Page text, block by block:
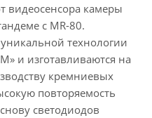
видеосенсора камеры
с МR-80.
технологии
и изготавливаются на
кремниевых
повторяемость
светодиодов